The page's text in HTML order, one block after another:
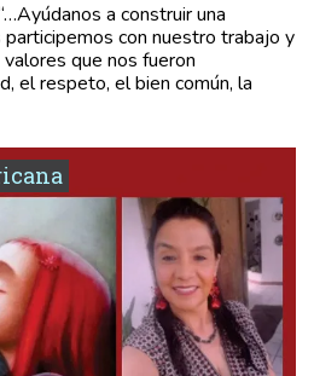
a construir una
con nuestro trabajo y
que nos fueron
el respeto, el bien común, la